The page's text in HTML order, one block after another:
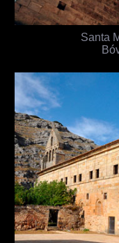
Santa